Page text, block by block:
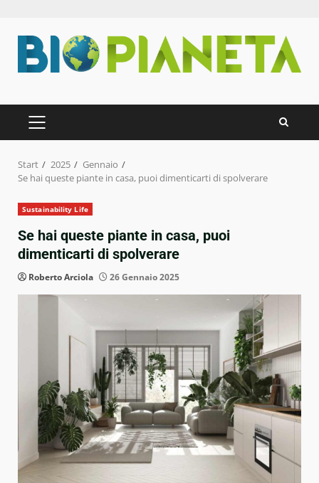
Inhalt
springen
PRIMÄRES
MENÜ
Start 2025
Gennaio
Se hai queste piante in casa, puoi dimenticarti di spolverare
Sustainability Life
Se hai queste piante in casa, puoi
dimenticarti di spolverare
Roberto Arciola 26 Gennaio 2025